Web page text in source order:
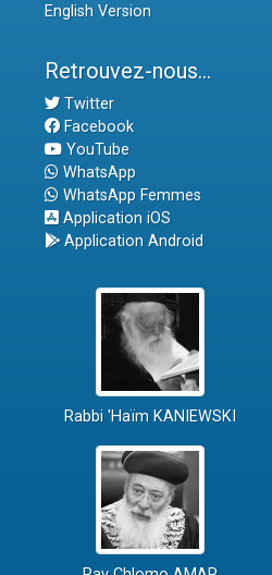
English Version
Retrouvez-nous...
Twitter
Facebook
YouTube
WhatsApp
WhatsApp Femmes
Application iOS
Application Android
Rabbi 'Haïm KANIEWSKI